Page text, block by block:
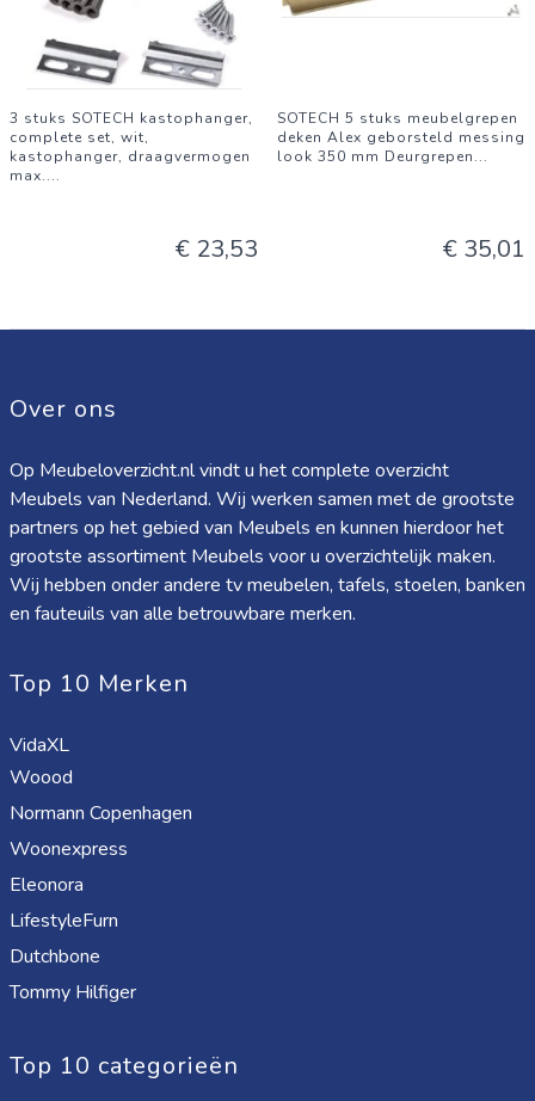
3 stuks SOTECH kastophanger,
complete set, wit,
kastophanger, draagvermogen
max....
€ 23,53
SOTECH 5 stuks meubelgrepen
deken Alex geborsteld messing
look 350 mm Deurgrepen...
€ 35,01
Over ons
Op Meubeloverzicht.nl vindt u het complete overzicht
Meubels van Nederland. Wij werken samen met de grootste
partners op het gebied van Meubels en kunnen hierdoor het
grootste assortiment Meubels voor u overzichtelijk maken.
Wij hebben onder andere tv meubelen, tafels, stoelen, banken
en fauteuils van alle betrouwbare merken.
Top 10 Merken
VidaXL
Woood
Normann Copenhagen
Woonexpress
Eleonora
LifestyleFurn
Dutchbone
Tommy Hilfiger
Top 10 categorieën